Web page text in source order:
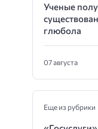
Ученые
глюбола
07 августа
Еще из